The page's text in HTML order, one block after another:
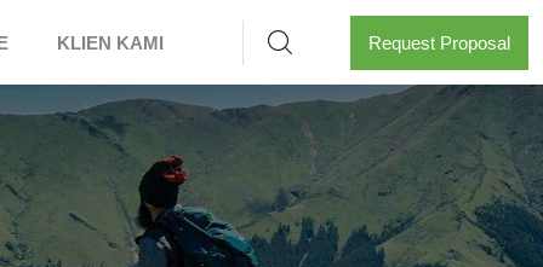
KLIEN KAMI Request Proposal